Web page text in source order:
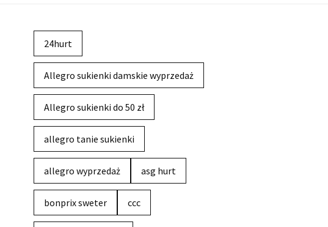
24hurt
Allegro sukienki damskie wyprzedaż
Allegro sukienki do 50 zł
allegro tanie sukienki
allegro wyprzedaż asg hurt
bonprix sweter ccc